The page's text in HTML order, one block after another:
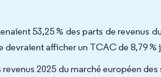
53,25 % des parts de revenus
afficher un TCAC de 8,79 %
2025 du marché européen